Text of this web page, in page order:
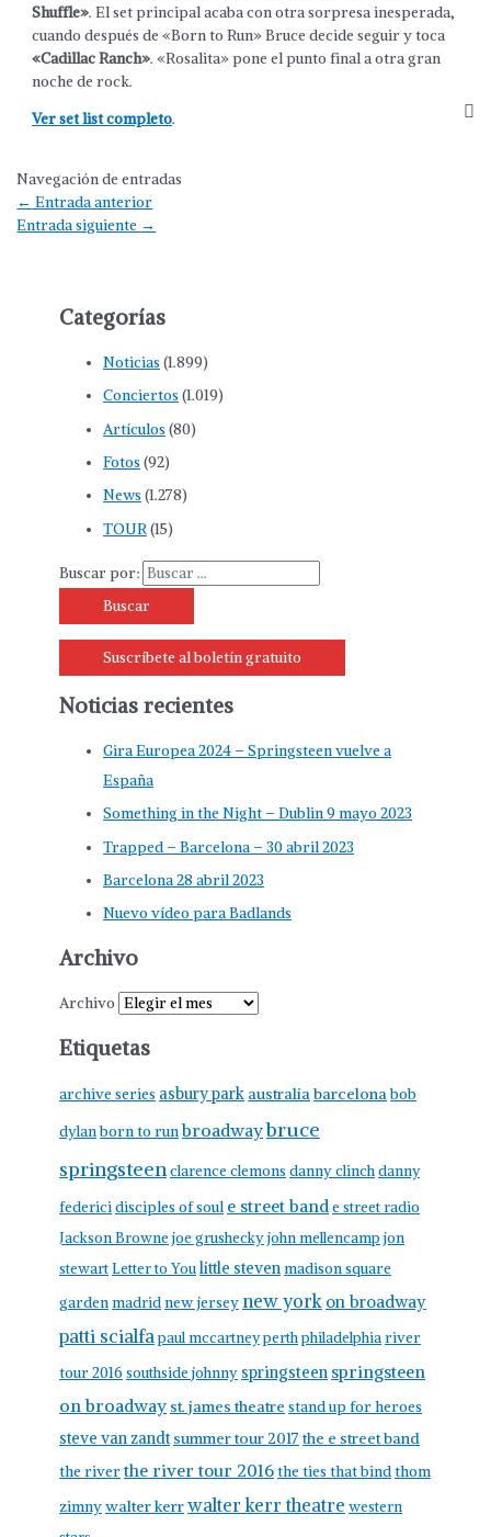
Shuffle». El set principal acaba con otra sorpresa inesperada,
cuando después de «Born to Run» Bruce decide seguir y toca
«Cadillac Ranch». «Rosalita» pone el punto final a otra gran
noche de rock.
Ver set list completo.
Navegación de entradas
← Entrada anterior
Entrada siguiente →
Categorías
Noticias (1.899)
Conciertos (1.019)
Artículos (80)
Fotos (92)
News (1.278)
TOUR(15)
Buscar por:
Suscríbete al boletín gratuito
Noticias recientes
Gira Europea 2024 – Springsteen vuelve a
España
Something in the Night – Dublin 9 mayo 2023
Trapped – Barcelona – 30 abril 2023
Barcelona 28 abril 2023
Nuevo vídeo para Badlands
Archivo
Archivo
Etiquetas
archive series asbury park australiabarcelonabob
dylanborn to runbroadwaybruce
springsteenclarence clemons danny clinchdanny
federicidisciples of soul e street bande street radio
Jackson Browne joe grusheckyjohn mellencamp jon
stewartLetter to Youlittle stevenmadison square
gardenmadridnew jerseynew york on broadway
patti scialfapaul mccartneyperthphiladelphiariver
tour 2016southside johnny springsteen springsteen
on broadway st. james theatre stand up for heroes
steve van zandt summer tour 2017 the e street band
the riverthe river tour 2016the ties that bindthom
zimnywalter kerrwalter kerr theatre western